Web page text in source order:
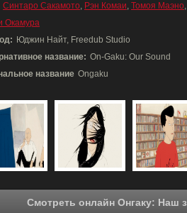
Синтаро Сакамото, Рэн Комаи, Томоя Маэно,
Окамура
Юджин Найт, Freedub Studio
название: On-Gaku: Our Sound
название Ongaku